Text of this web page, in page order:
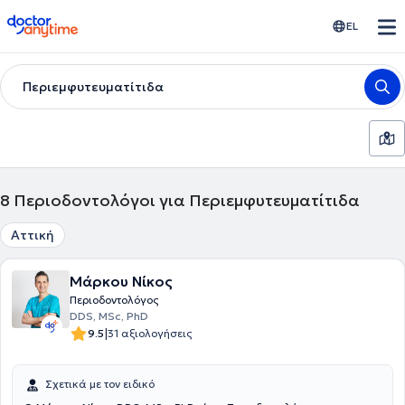
doctoranytime EL
Περιεμφυτευματίτιδα
8 Περιοδοντολόγοι για Περιεμφυτευματίτιδα
Αττική
Μάρκου Νίκος
Περιοδοντολόγος
DDS, MSc, PhD
9.5|31 αξιολογήσεις
Σχετικά με τον ειδικό